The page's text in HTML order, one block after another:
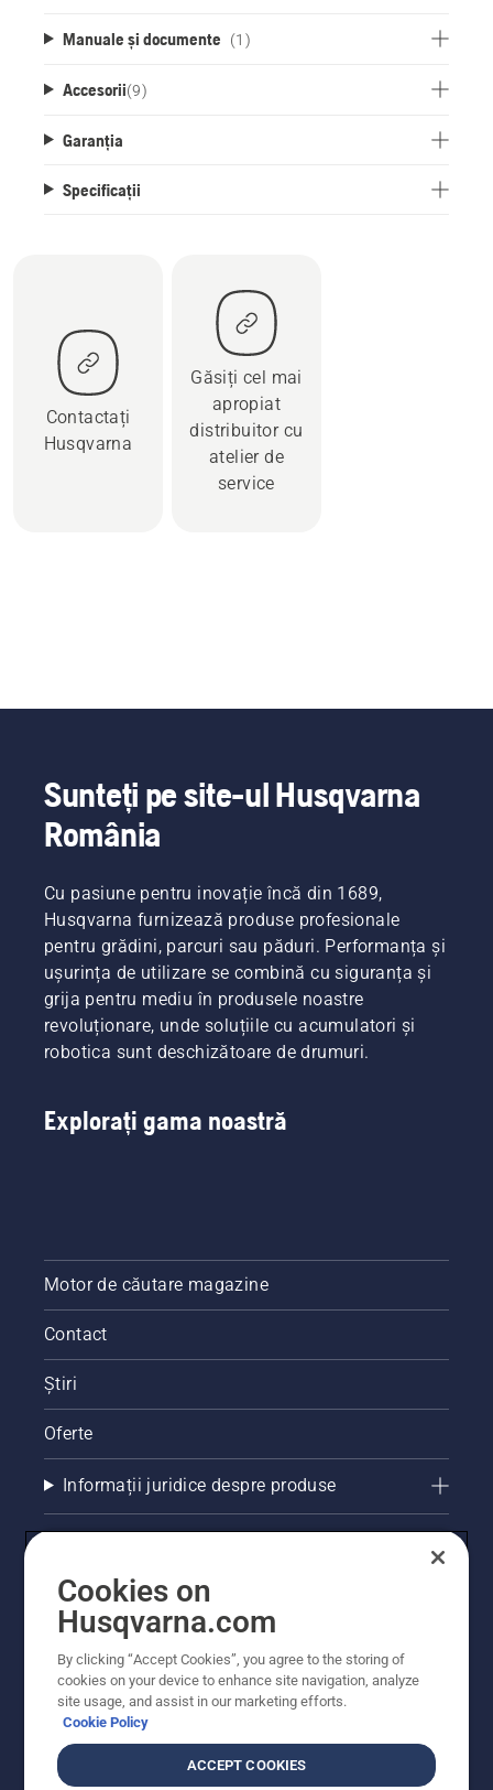
Manuale și documente (1)
Accesorii(9)
Garanția
Specificații
Contactați
Husqvarna
Găsiți cel mai
apropiat
distribuitor cu
atelier de
service
Sunteți pe site-ul Husqvarna
România
Cu pasiune pentru inovație încă din 1689,
Husqvarna furnizează produse profesionale
pentru grădini, parcuri sau păduri. Performanța și
ușurința de utilizare se combină cu siguranța și
grija pentru mediu în produsele noastre
revoluționare, unde soluțiile cu acumulatori și
robotica sunt deschizătoare de drumuri.
Explorați gama noastră
Motor de căutare magazine
Contact
Știri
Oferte
Informații juridice despre produse
© Husqvarna AB (publ). Toate drepturile rezervate.
Cookies on
Husqvarna.com
By clicking “Accept Cookies”, you agree to the storing of
cookies on your device to enhance site navigation, analyze
site usage, and assist in our marketing efforts.
Cookie Policy
ACCEPT COOKIES